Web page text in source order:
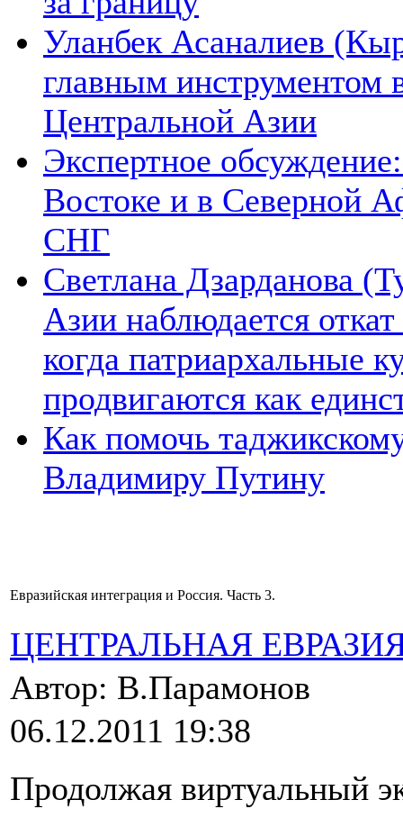
Уланбек Асаналиев
главным инструментом
Центральной Азии
Экспертное
Востоке и в Северной
СНГ
Светлана Дзарданова
Азии наблюдается
когда патриархальные
продвигаются как
Как помочь
Владимиру Путину
Евразийская интеграция и Россия. Часть 3.
ЦЕНТРАЛЬНАЯ
Автор: В.Парамонов
06.12.2011 19:38
Продолжая виртуальный